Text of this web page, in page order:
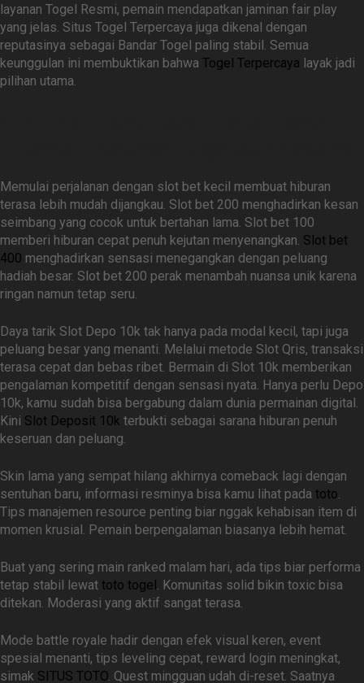
layanan Togel Resmi, pemain mendapatkan jaminan fair play
yang jelas. Situs Togel Terpercaya juga dikenal dengan
reputasinya sebagai Bandar Togel paling stabil. Semua
keunggulan ini membuktikan bahwa Togel Terpercaya layak jadi
pilihan utama.
Memulai perjalanan dengan slot bet kecil membuat hiburan
terasa lebih mudah dijangkau. Slot bet 200 menghadirkan kesan
seimbang yang cocok untuk bertahan lama. Slot bet 100
memberi hiburan cepat penuh kejutan menyenangkan. Slot bet
400 menghadirkan sensasi menegangkan dengan peluang
hadiah besar. Slot bet 200 perak menambah nuansa unik karena
ringan namun tetap seru.
Daya tarik Slot Depo 10k tak hanya pada modal kecil, tapi juga
peluang besar yang menanti. Melalui metode Slot Qris, transaksi
terasa cepat dan bebas ribet. Bermain di Slot 10k memberikan
pengalaman kompetitif dengan sensasi nyata. Hanya perlu Depo
10k, kamu sudah bisa bergabung dalam dunia permainan digital.
Kini Slot Deposit 10k terbukti sebagai sarana hiburan penuh
keseruan dan peluang.
Skin lama yang sempat hilang akhirnya comeback lagi dengan
sentuhan baru, informasi resminya bisa kamu lihat pada toto
Tips manajemen resource penting biar nggak kehabisan item di
momen krusial. Pemain berpengalaman biasanya lebih hemat.
Buat yang sering main ranked malam hari, ada tips biar performa
tetap stabil lewat toto togel . Komunitas solid bikin toxic bisa
ditekan. Moderasi yang aktif sangat terasa.
Mode battle royale hadir dengan efek visual keren, event
spesial menanti, tips leveling cepat, reward login meningkat,
simak SITUS TOTO . Quest mingguan udah di-reset. Saatnya